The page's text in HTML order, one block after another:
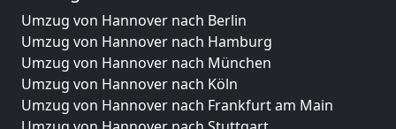
Umzug von Hannover nach Berlin
Umzug von Hannover nach Hamburg
Umzug von Hannover nach München
Umzug von Hannover nach Köln
Umzug von Hannover nach Frankfurt am Main